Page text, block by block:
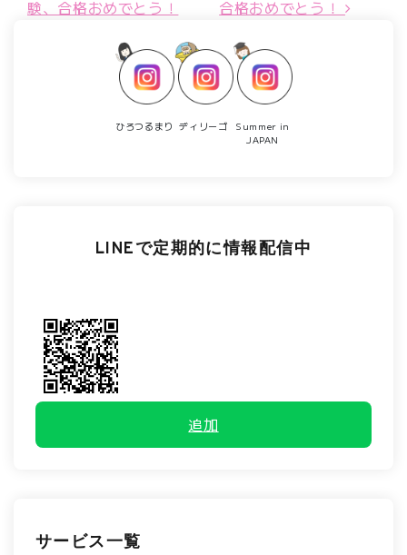
験、合格おめでとう！ 合格おめでとう！
ひろつるまり ディリーゴ
Summer in
JAPAN
LINEで定期的に情報配信中
追加
サービス一覧